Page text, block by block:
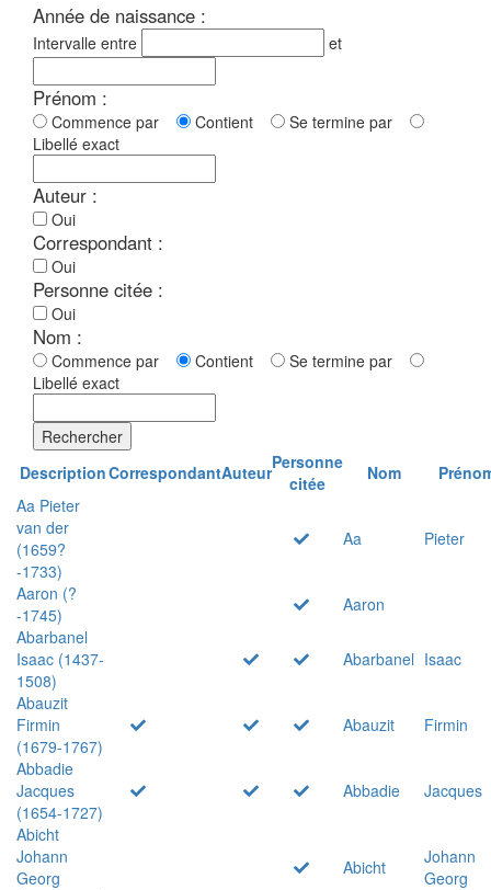
Année de naissance :
Intervalle entre et
Prénom :
Commence par Contient
Se termine par
Libellé exact
Auteur :
Oui
Correspondant :
Oui
Personne citée :
Oui
Nom :
Commence par Contient
Se termine par
Libellé exact
Rechercher
DescriptionCorrespondantAuteurPersonne
citée
Nom
Aa Pieter
van der
(1659?
-1733)
Aa Pieter
Aaron (?
-1745)
Aaron
Abarbanel
Isaac (1437-
1508)
Abarbanel Isaac
Abauzit
Firmin
(1679-1767)
Abauzit
Firmin
Abbadie
Jacques
(1654-1727)
Abbadie
Jacques
Abicht
Johann
Georg
Abicht
Johann
Georg